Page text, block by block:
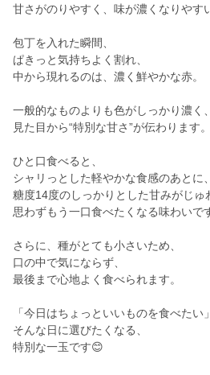
甘さがのりやすく、味が濃くなりやす
包丁を入れた瞬間、
ぱきっと気持ちよく割れ、
中から現れるのは、濃く鮮やかな赤。
一般的なものよりも色がしっかり濃く、
見た目から“特別な甘さ”が伝わります。
ひと口食べると、
シャリっとした軽やかな食感のあとに、
糖度14度のしっかりとした甘みがじゅ
思わずもう一口食べたくなる味わいで
さらに、種がとても小さいため、
口の中で気にならず、
最後まで心地よく食べられます。
「今日はちょっといいものを食べたい」
そんな日に選びたくなる、
特別な一玉です😊